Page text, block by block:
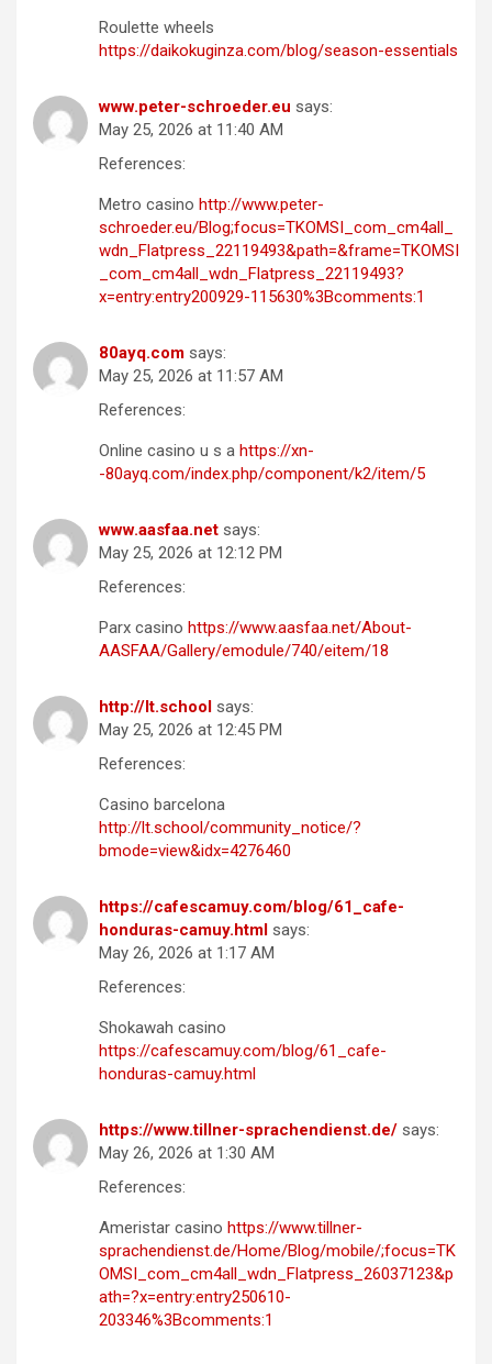
Roulette wheels
https://daikokuginza.com/blog/season-essentials
www.peter-schroeder.eu says:
May 25, 2026 at 11:40 AM
References:
Metro casino http://www.peter-
schroeder.eu/Blog;focus=TKOMSI_com_cm4all_
wdn_Flatpress_22119493&path=&frame=TKOMSI
_com_cm4all_wdn_Flatpress_22119493?
x=entry:entry200929-115630%3Bcomments:1
80ayq.com says:
May 25, 2026 at 11:57 AM
References:
Online casino u s a https://xn-
-80ayq.com/index.php/component/k2/item/5
www.aasfaa.net says:
May 25, 2026 at 12:12 PM
References:
Parx casino https://www.aasfaa.net/About-
AASFAA/Gallery/emodule/740/eitem/18
http://lt.school says:
May 25, 2026 at 12:45 PM
References:
Casino barcelona
http://lt.school/community_notice/?
bmode=view&idx=4276460
https://cafescamuy.com/blog/61_cafe-
honduras-camuy.html says:
May 26, 2026 at 1:17 AM
References:
Shokawah casino
https://cafescamuy.com/blog/61_cafe-
honduras-camuy.html
https://www.tillner-sprachendienst.de/ says:
May 26, 2026 at 1:30 AM
References:
Ameristar casino https://www.tillner-
sprachendienst.de/Home/Blog/mobile/;focus=TK
OMSI_com_cm4all_wdn_Flatpress_26037123&p
ath=?x=entry:entry250610-
203346%3Bcomments:1